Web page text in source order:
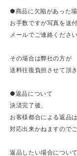
●商品に欠陥があった
お手数ですが写真を送
メールでご連絡ください
その場合は弊社の方が
送料往復負担させて頂
●返品について
決済完了後、
お客様都合による返品は
対応出来かねますので
返品したい場合につい